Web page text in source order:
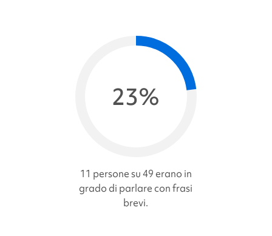
23%
11 persone su 49 erano in
grado di parlare con frasi
brevi.